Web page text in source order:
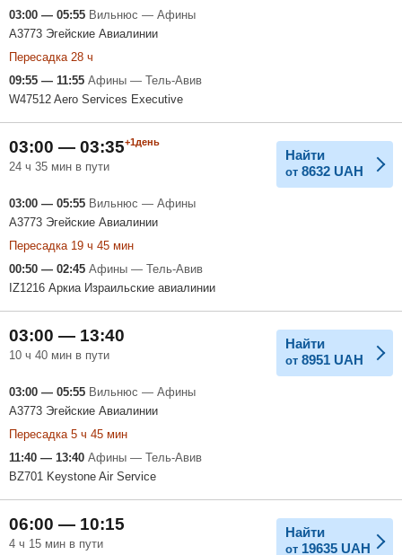
03:00 — 05:55 Вильнюс — Афины
A3773 Эгейские Авиалинии
Пересадка 28 ч
09:55 — 11:55 Афины — Тель-Авив
W47512 Aero Services Executive
03:00 — 03:35+1день
24 ч 35 мин в пути
Найти
от 8632 UAH
03:00 — 05:55 Вильнюс — Афины
A3773 Эгейские Авиалинии
Пересадка 19 ч 45 мин
00:50 — 02:45 Афины — Тель-Авив
IZ1216 Аркиа Израильские авиалинии
03:00 — 13:40
10 ч 40 мин в пути
Найти
от 8951 UAH
03:00 — 05:55 Вильнюс — Афины
A3773 Эгейские Авиалинии
Пересадка 5 ч 45 мин
11:40 — 13:40 Афины — Тель-Авив
BZ701 Keystone Air Service
06:00 — 10:15
4 ч 15 мин в пути
Найти
от 19635 UAH